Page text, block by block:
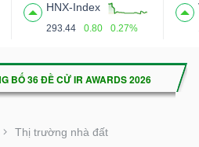
HNX-Index
293.44 0.80 0.27%
Thị trường nhà đất